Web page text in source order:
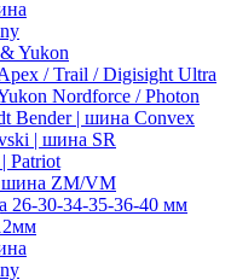
Yukon
/ Trail / Digisight Ultra
Nordforce / Photon
Bender | шина Convex
| шина SR
Patriot
шина ZM/VM
26-30-34-35-36-40 мм